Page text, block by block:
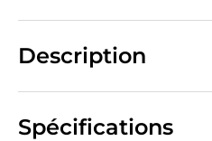
Description
Spécifications